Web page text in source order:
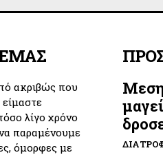
ακριβώς που
λίγο χρόνο
παραμένουμε
όμορφες με